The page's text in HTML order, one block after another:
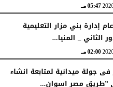
05:47 مـ
إدارة بني مزار التعليمية
الثاني _ المنيا...
02:00 مـ
جولة ميدانية لمتابعة انشاء
”طريق مصر اسوان...